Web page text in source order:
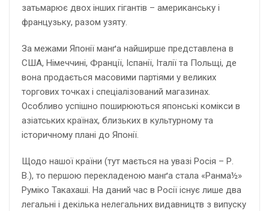
затьмарює двох інших гігантів – американську і
французьку, разом узяту.
За межами Японії манґа найширше представлена в
США, Німеччині, Франції, Іспанії, Італії та Польщі, де
вона продається масовими партіями у великих
торгових точках і спеціалізований магазинах.
Особливо успішно поширюються японські комікси в
азіатських країнах, близьких в культурному та
історичному плані до Японії.
Щодо нашої країни (тут мається на увазі Росія – Р.
В.), то першою перекладеною манґа стала «Ранма½»
Руміко Такахаші. На даний час в Росії існує лише два
легальні і декілька нелегальних видавництв з випуску